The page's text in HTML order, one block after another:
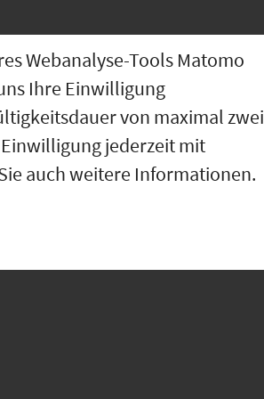
Webanalyse-Tools Matomo
Ihre Einwilligung
von maximal zwei
jederzeit mit
auch weitere Informationen.